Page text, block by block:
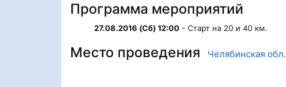
Программа мероприятий
27.08.2016 (Сб) 12:00 - Старт на 20 и 40 км.
Место проведения Челябинская обл.